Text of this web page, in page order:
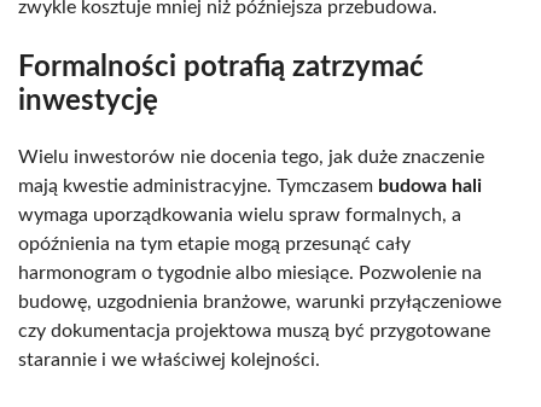
zwykle kosztuje mniej niż późniejsza przebudowa.
Formalności potrafią zatrzymać
inwestycję
Wielu inwestorów nie docenia tego, jak duże znaczenie
mają kwestie administracyjne. Tymczasem budowa hali
wymaga uporządkowania wielu spraw formalnych, a
opóźnienia na tym etapie mogą przesunąć cały
harmonogram o tygodnie albo miesiące. Pozwolenie na
budowę, uzgodnienia branżowe, warunki przyłączeniowe
czy dokumentacja projektowa muszą być przygotowane
starannie i we właściwej kolejności.